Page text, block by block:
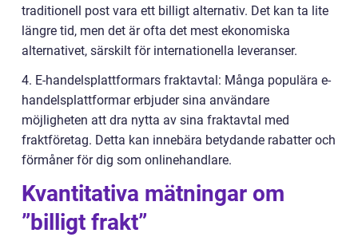
traditionell post vara ett billigt alternativ. Det kan ta lite
längre tid, men det är ofta det mest ekonomiska
alternativet, särskilt för internationella leveranser.
4. E-handelsplattformars fraktavtal: Många populära e-
handelsplattformar erbjuder sina användare
möjligheten att dra nytta av sina fraktavtal med
fraktföretag. Detta kan innebära betydande rabatter och
förmåner för dig som onlinehandlare.
Kvantitativa mätningar om
”billigt frakt”